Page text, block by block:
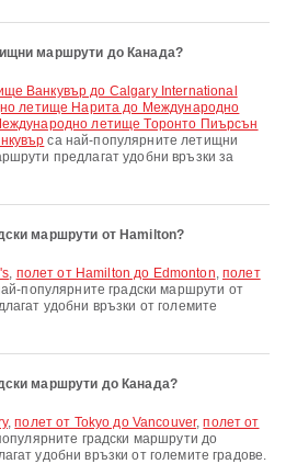
маршрути до Канада?
летище Нарита до Международно
летище Торонто Пиърсън
са най-популярните летищни
предлагат удобни връзки за
маршрути от Hamilton?
, полет от Hamilton до Edmonton, полет
популярните градски маршрути от
удобни връзки от големите
маршрути до Канада?
,полет от Tokyo до Vancouver,полет от
градски маршрути до
удобни връзки от големите градове.